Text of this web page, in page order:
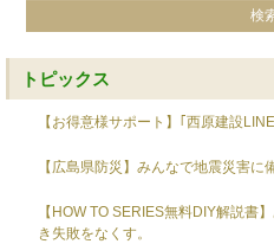
トピックス
【お得意様サポート】｢西原建設
【広島県防災】みんなで地震災害に
【HOW TO SERIES無料DIY解説書
き失敗をなくす。